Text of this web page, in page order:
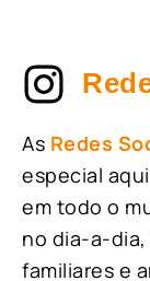
As Redes
especial
em todo o
no dia-a-
familiares e